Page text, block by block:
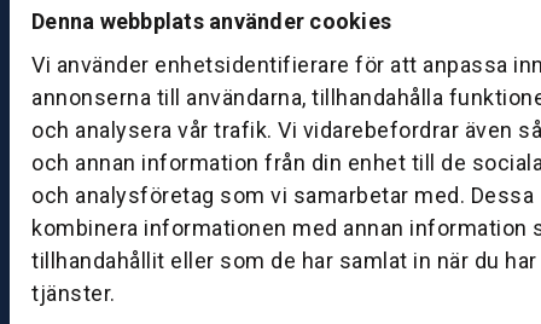
Denna webbplats använder cookies
Vi använder enhetsidentifierare för att anpassa
annonserna till användarna, tillhandahålla
och analysera vår trafik. Vi vidarebefordrar även
och annan information från din enhet till de
och analysföretag som vi samarbetar med. Dessa
kombinera informationen med annan information
tillhandahållit eller som de har samlat in när du
tjänster.
S
ö
v
d
e
ik
J